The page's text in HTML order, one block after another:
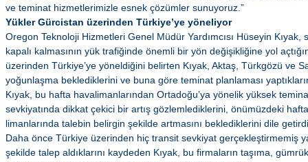
ve teminat hizmetlerimizle esnek çözümler sunuyoruz.”
Yükler Gürcistan üzerinden Türkiye’ye yöneliyor
Oregon Teknoloji Hizmetleri Genel Müdür Yardımcısı Hüseyin Kıyak,
kapalı kalmasının yük trafiğinde önemli bir yön değişikliğine yol
üzerinden Türkiye’ye yöneldiğini belirten Kıyak, Aktaş, Türkgözü ve
yoğunlaşma beklediklerini ve buna göre teminat planlaması
Kıyak, bu hafta havalimanlarından Ortadoğu’ya yönelik yüksek
sevkiyatında dikkat çekici bir artış gözlemlediklerini, önümüzdeki
limanlarında talebin belirgin şekilde artmasını beklediklerini dile
Daha önce Türkiye üzerinden hiç transit sevkiyat gerçekleştirmemiş
şekilde talep aldıklarını kaydeden Kıyak, bu firmaların taşıma,